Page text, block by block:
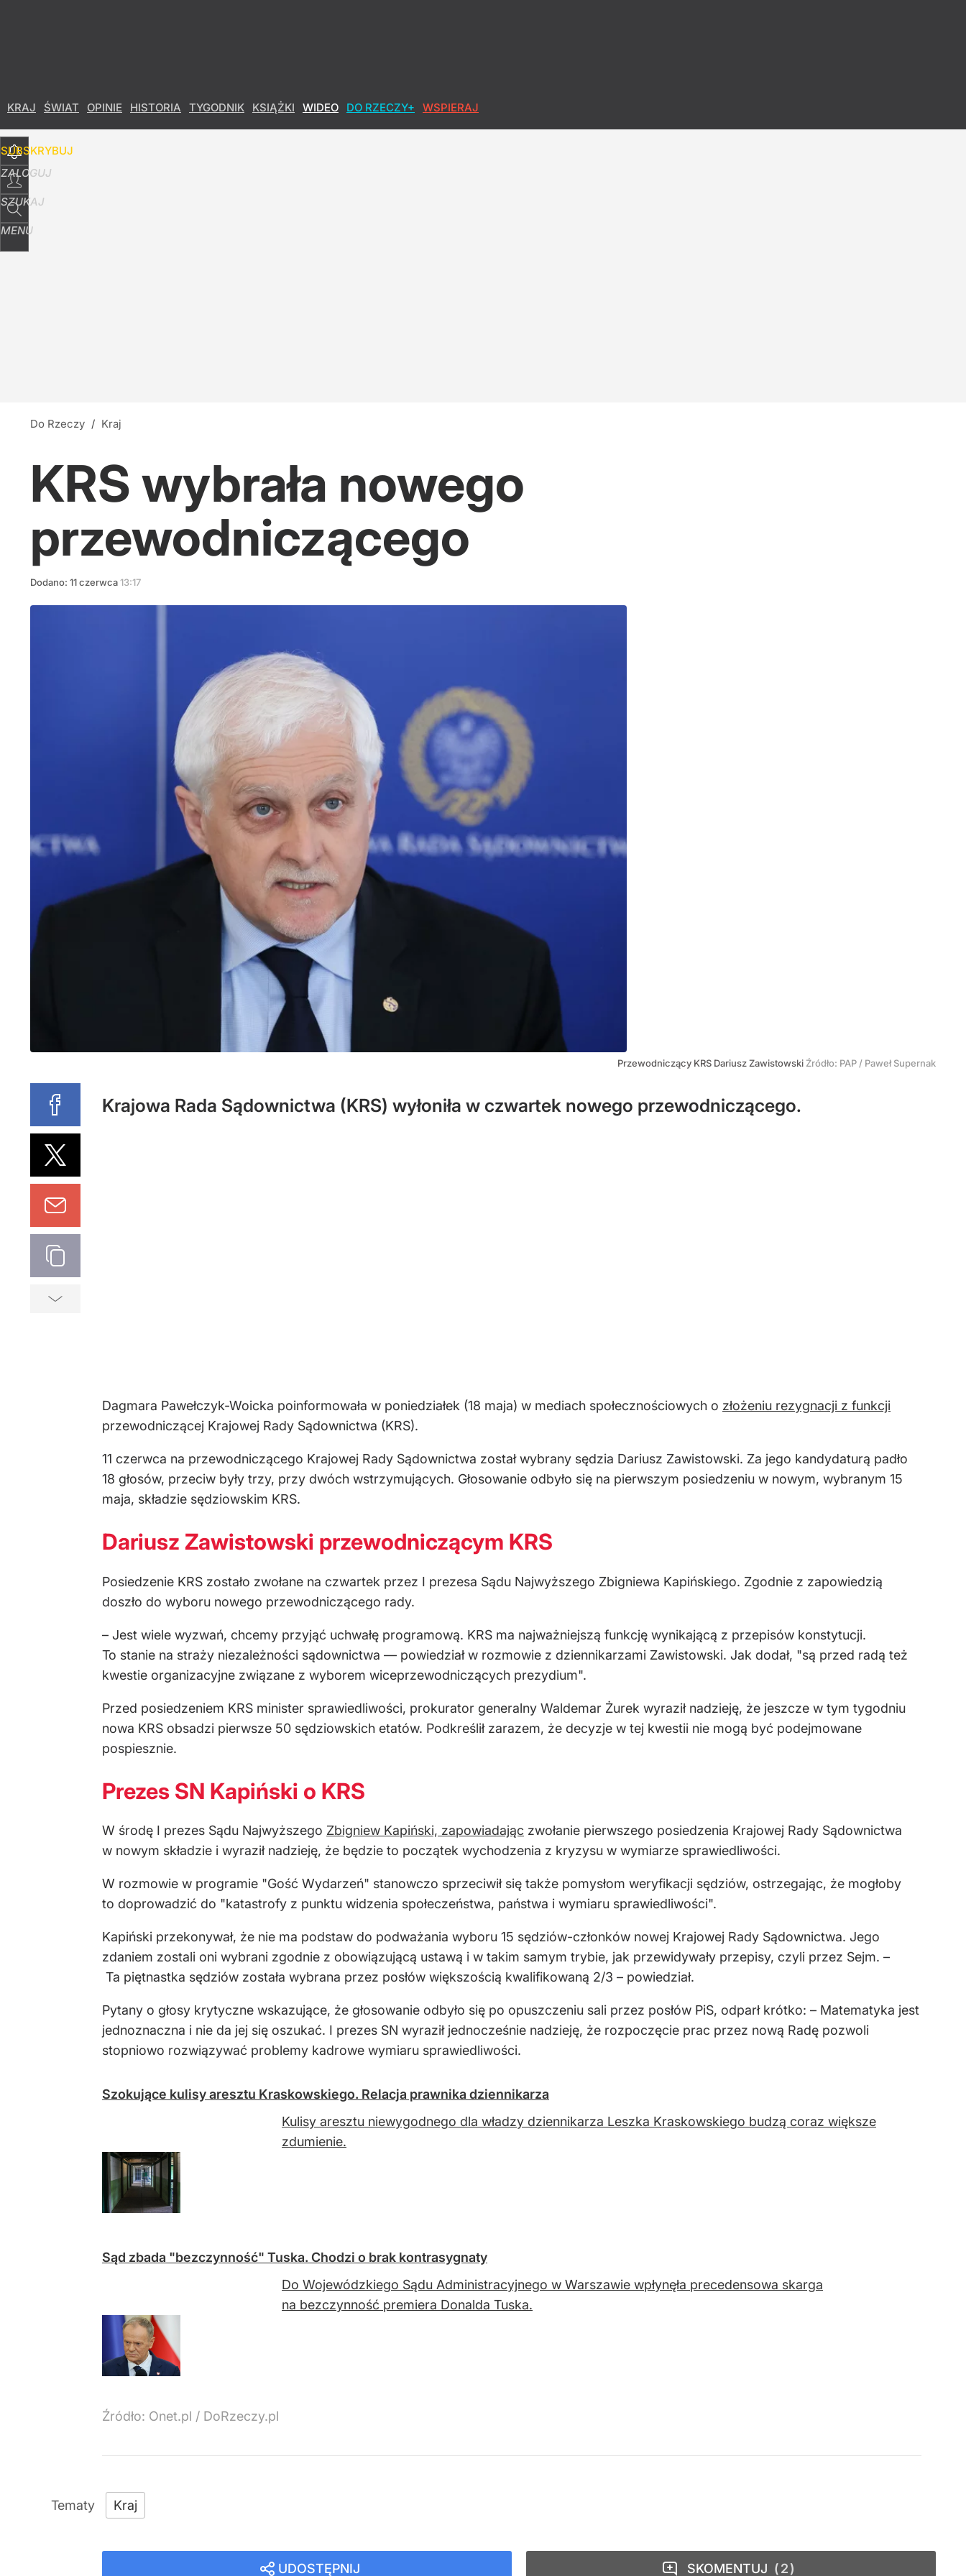
KRAJ ŚWIAT OPINIE HISTORIA TYGODNIK KSIĄŻKI WIDEO DO RZECZY+ WSPIERAJ
SUBSKRYBUJ
ZALOGUJ
SZUKAJ
MENU
Do Rzeczy / Kraj
KRS wybrała nowego
przewodniczącego
Dodano: 11czerwca13:17
Przewodniczący KRS Dariusz Zawistowski Źródło: PAP / Paweł Supernak
Krajowa Rada Sądownictwa (KRS) wyłoniła w czwartek nowego przewodniczącego.
Dagmara Pawełczyk-Woicka poinformowała w poniedziałek (18 maja) w mediach społecznościowych o złożeniu rezygnacji z funkcji
przewodniczącej Krajowej Rady Sądownictwa (KRS).
11 czerwca na przewodniczącego Krajowej Rady Sądownictwa został wybrany sędzia Dariusz Zawistowski. Za jego kandydaturą padło
18 głosów, przeciw były trzy, przy dwóch wstrzymujących. Głosowanie odbyło się na pierwszym posiedzeniu w nowym, wybranym 15
maja, składzie sędziowskim KRS.
Dariusz Zawistowski przewodniczącym KRS
Posiedzenie KRS zostało zwołane na czwartek przez I prezesa Sądu Najwyższego Zbigniewa Kapińskiego. Zgodnie z zapowiedzią
doszło do wyboru nowego przewodniczącego rady.
– Jest wiele wyzwań, chcemy przyjąć uchwałę programową. KRS ma najważniejszą funkcję wynikającą z przepisów konstytucji.
To stanie na straży niezależności sądownictwa — powiedział w rozmowie z dziennikarzami Zawistowski. Jak dodał, "są przed radą też
kwestie organizacyjne związane z wyborem wiceprzewodniczących prezydium".
Przed posiedzeniem KRS minister sprawiedliwości, prokurator generalny Waldemar Żurek wyraził nadzieję, że jeszcze w tym tygodniu
nowa KRS obsadzi pierwsze 50 sędziowskich etatów. Podkreślił zarazem, że decyzje w tej kwestii nie mogą być podejmowane
pospiesznie.
Prezes SN Kapiński o KRS
W środę I prezes Sądu Najwyższego Zbigniew Kapiński, zapowiadając zwołanie pierwszego posiedzenia Krajowej Rady Sądownictwa
w nowym składzie i wyraził nadzieję, że będzie to początek wychodzenia z kryzysu w wymiarze sprawiedliwości.
W rozmowie w programie "Gość Wydarzeń" stanowczo sprzeciwił się także pomysłom weryfikacji sędziów, ostrzegając, że mogłoby
to doprowadzić do "katastrofy z punktu widzenia społeczeństwa, państwa i wymiaru sprawiedliwości".
Kapiński przekonywał, że nie ma podstaw do podważania wyboru 15 sędziów-członków nowej Krajowej Rady Sądownictwa. Jego
zdaniem zostali oni wybrani zgodnie z obowiązującą ustawą i w takim samym trybie, jak przewidywały przepisy, czyli przez Sejm. –
Ta piętnastka sędziów została wybrana przez posłów większością kwalifikowaną 2/3 – powiedział.
Pytany o głosy krytyczne wskazujące, że głosowanie odbyło się po opuszczeniu sali przez posłów PiS, odparł krótko: – Matematyka jest
jednoznaczna i nie da jej się oszukać. I prezes SN wyraził jednocześnie nadzieję, że rozpoczęcie prac przez nową Radę pozwoli
stopniowo rozwiązywać problemy kadrowe wymiaru sprawiedliwości.
Szokujące kulisy aresztu Kraskowskiego. Relacja prawnika dziennikarza
Kulisy aresztu niewygodnego dla władzy dziennikarza Leszka Kraskowskiego budzą coraz większe
zdumienie.
Sąd zbada "bezczynność" Tuska. Chodzi o brak kontrasygnaty
Do Wojewódzkiego Sądu Administracyjnego w Warszawie wpłynęła precedensowa skarga
na bezczynność premiera Donalda Tuska.
Źródło: Onet.pl / DoRzeczy.pl
Kraj
UDOSTĘPNIJ SKOMENTUJ 2